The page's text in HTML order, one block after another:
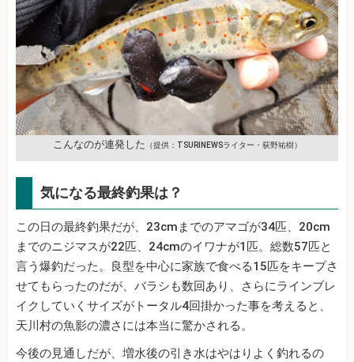
こんなのが連発した （提供：TSURINEWSライター・荻野祐樹）
気になる最終釣果は？
この日の最終釣果だが、23cmまでのアマゴが34匹、20cm
までのニジマスが22匹、24cmのイワナが1匹。総数57匹と
言う爆釣だった。良型を中心に家族で食べる15匹をキープさ
せてもらったのだが、バラシも数回あり、さらにラインブレ
イクしていくサイズがトータル4回掛かった事を考えると、
天川村の魚影の濃さには本当に驚かされる。
今後の見通しだが、増水後の引き水はやはりよく釣れるの